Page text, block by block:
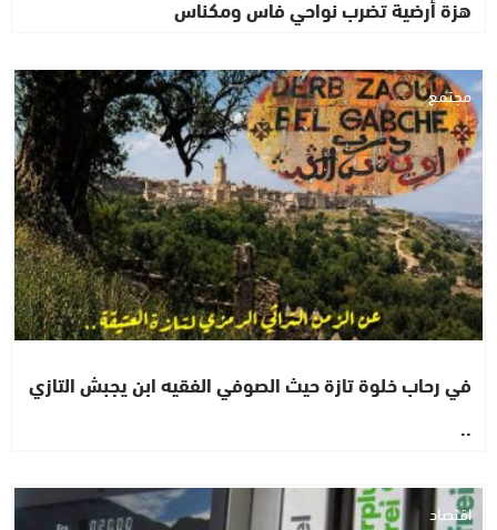
هزة أرضية تضرب نواحي فاس ومكناس
مجتمع
في رحاب خلوة تازة حيث الصوفي الفقيه ابن يجبش التازي
..
اقتصاد